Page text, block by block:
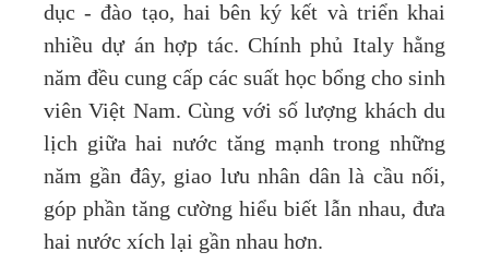
dục - đào tạo, hai bên ký kết và triển khai
nhiều dự án hợp tác. Chính phủ Italy hằng
năm đều cung cấp các suất học bổng cho sinh
viên Việt Nam. Cùng với số lượng khách du
lịch giữa hai nước tăng mạnh trong những
năm gần đây, giao lưu nhân dân là cầu nối,
góp phần tăng cường hiểu biết lẫn nhau, đưa
hai nước xích lại gần nhau hơn.